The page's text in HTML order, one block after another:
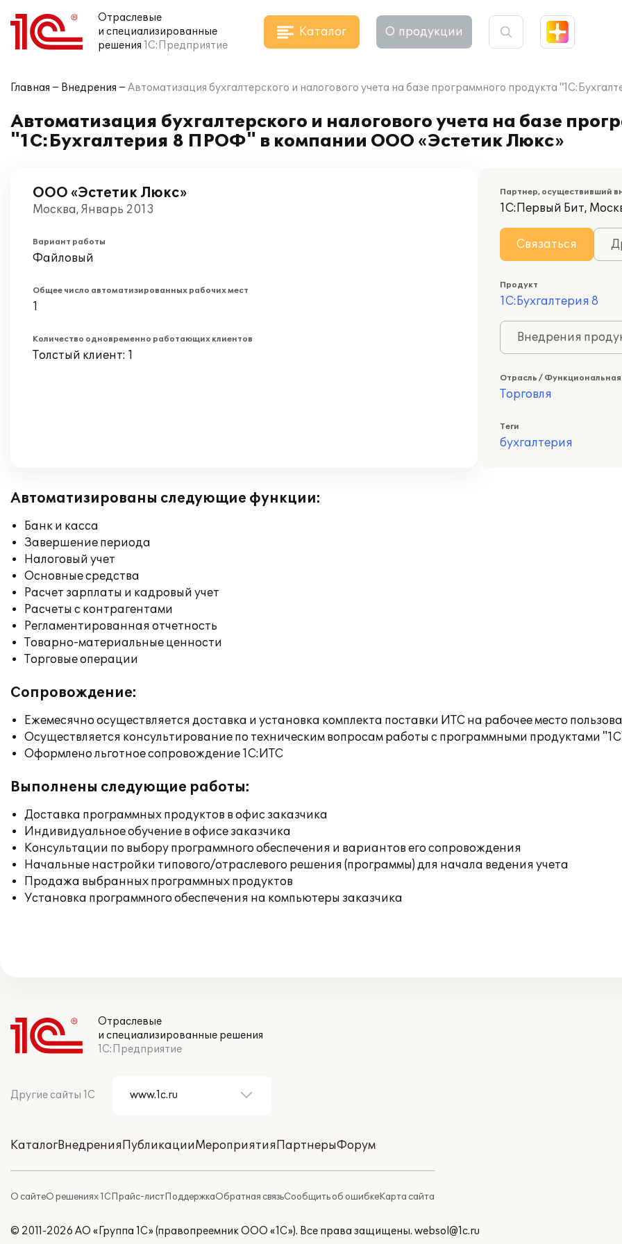
Отраслевые
и специализированные
решения 1С:Предприятие
Каталог О продукции
Главная Внедрения Автоматизация бухгалтерского и налогового учета на базе программного продукта
Автоматизация бухгалтерского и налогового учета на базе
"1С:Бухгалтерия 8 ПРОФ" в компании ООО «Эстетик Люкс»
ООО «Эстетик Люкс»
Москва, Январь 2013
Вариант работы
Файловый
Общее число автоматизированных рабочих мест
1
Количество одновременно работающих клиентов
Толстый клиент: 1
Партнер, осуществивший
1С:Первый Бит,
Связаться
Продукт
1С:Бухгалтерия 8
Внедрения
Отрасль / Функциональная
Торговля
Теги
бухгалтерия
Автоматизированы следующие функции:
Банк и касса
Завершение периода
Налоговый учет
Основные средства
Расчет зарплаты и кадровый учет
Расчеты с контрагентами
Регламентированная отчетность
Товарно-материальные ценности
Торговые операции
Сопровождение:
Ежемесячно осуществляется доставка и установка комплекта поставки ИТС на рабочее место
Осуществляется консультирование по техническим вопросам работы с программными продуктами
Оформлено льготное сопровождение 1С:ИТС
Выполнены следующие работы:
Доставка программных продуктов в офис заказчика
Индивидуальное обучение в офисе заказчика
Консультации по выбору программного обеспечения и вариантов его сопровождения
Начальные настройки типового/отраслевого решения (программы) для начала ведения учета
Продажа выбранных программных продуктов
Установка программного обеспечения на компьютеры заказчика
Отраслевые
и специализированные решения
1С:Предприятие
Другие сайты 1С
КаталогВнедренияПубликацииМероприятияПартнерыФорум
О сайтеО решениях 1СПрайс-листПоддержкаОбратная связьСообщить об ошибкеКарта сайта
© 2011-2026 АО «Группа 1С» (правопреемник ООО «1С»). Все права защищены. websol@1c.ru